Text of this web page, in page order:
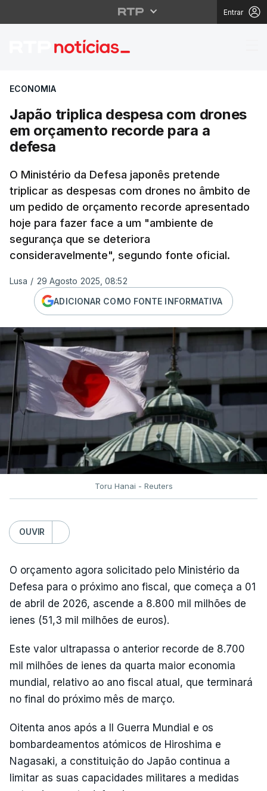
Entrar
Japão triplica
ECONOMIA
Japão triplica despesa com drones
em orçamento recorde para a
defesa
O Ministério da Defesa japonês pretende
triplicar as despesas com drones no âmbito de
um pedido de orçamento recorde apresentado
hoje para fazer face a um "ambiente de
segurança que se deteriora
consideravelmente", segundo fonte oficial.
Lusa / 29 Agosto 2025, 08:52
ADICIONAR COMO FONTE INFORMATIVA
Toru Hanai - Reuters
OUVIR
O orçamento agora solicitado pelo Ministério da
Defesa para o próximo ano fiscal, que começa a 01
de abril de 2026, ascende a 8.800 mil milhões de
ienes (51,3 mil milhões de euros).
Este valor ultrapassa o anterior recorde de 8.700
mil milhões de ienes da quarta maior economia
mundial, relativo ao ano fiscal atual, que terminará
no final do próximo mês de março.
Oitenta anos após a II Guerra Mundial e os
bombardeamentos atómicos de Hiroshima e
Nagasaki, a constituição do Japão continua a
limitar as suas capacidades militares a medidas